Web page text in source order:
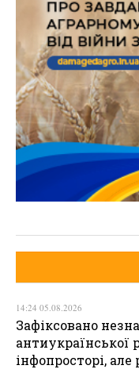
14:24 05.08.2026
Зафіксовано
антиукраїнської
інфопросторі,